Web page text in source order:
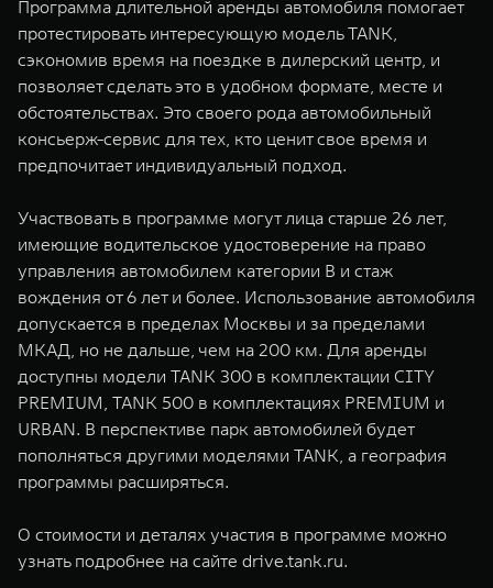
WEY 80
Масштаб возможностей
от 6 449 000 ₽
WEY 80
Масштаб
от 8 099
Программа длительной аренды автомобиля помогает
протестировать интересующую модель TANK,
сэкономив время на поездке в дилерский центр, и
позволяет сделать это в удобном формате, месте и
обстоятельствах. Это своего рода автомобильный
консьерж-сервис для тех, кто ценит свое время и
предпочитает индивидуальный подход.
Участвовать в программе могут лица старше 26 лет,
имеющие водительское удостоверение на право
управления автомобилем категории В и стаж
вождения от 6 лет и более. Использование автомобиля
допускается в пределах Москвы и за пределами
МКАД, но не дальше, чем на 200 км. Для аренды
доступны модели TANK 300 в комплектации CITY
PREMIUM, TANK 500 в комплектациях PREMIUM и
URBAN. В перспективе парк автомобилей будет
пополняться другими моделями TANK, а география
программы расширяться.
О стоимости и деталях участия в программе можно
узнать подробнее на сайте drive.tank.ru.